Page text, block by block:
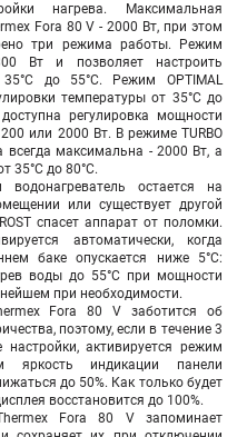
нагрева. Максимальная
Fora 80 V - 2000 Вт, при этом
три режима работы. Режим
Вт и позволяет настроить
до 55°С. Режим OPTIMAL
температуры от 35°С до
регулировка мощности
или 2000 Вт. В режиме TURBO
максимальна - 2000 Вт, а
35°С до 80°С.
остается на
или существует другой
спасет аппарат от поломки.
автоматически, когда
баке опускается ниже 5°С:
воды до 55°С при мощности
при необходимости.
Fora 80 V заботится об
поэтому, если в течение 3
активируется режим
яркость индикации панели
до 50%. Как только будет
восстановится до 100%.
Fora 80 V запоминает